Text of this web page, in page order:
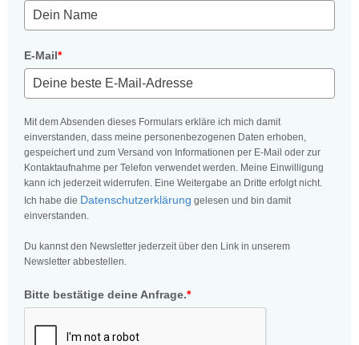
E-Mail*
Mit dem Absenden dieses Formulars erkläre ich mich damit
einverstanden, dass meine personenbezogenen Daten erhoben,
gespeichert und zum Versand von Informationen per E-Mail oder zur
Kontaktaufnahme per Telefon verwendet werden. Meine Einwilligung
kann ich jederzeit widerrufen. Eine Weitergabe an Dritte erfolgt nicht.
Ich habe die Datenschutzerklärung gelesen und bin damit
einverstanden.
Du kannst den Newsletter jederzeit über den Link in unserem
Newsletter abbestellen.
Bitte bestätige deine Anfrage.*